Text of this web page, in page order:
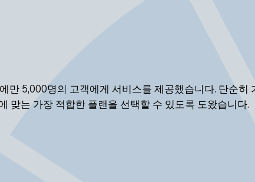
만 5,000명의 고객에게 서비스를 제공했습니다. 단순히
맞는 가장 적합한 플랜을 선택할 수 있도록 도왔습니다.